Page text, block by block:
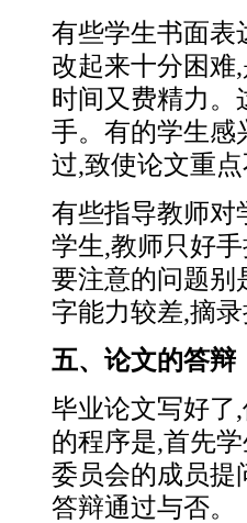
有些学生书面表
改起来十分困难
时间又费精力。
手。有的学生感
过,致使论文重
有些指导教师对
学生,教师只好
要注意的问题别
字能力较差,摘
五、论文的答辩
毕业论文写好了
的程序是,首先
委员会的成员提
答辩通过与否。